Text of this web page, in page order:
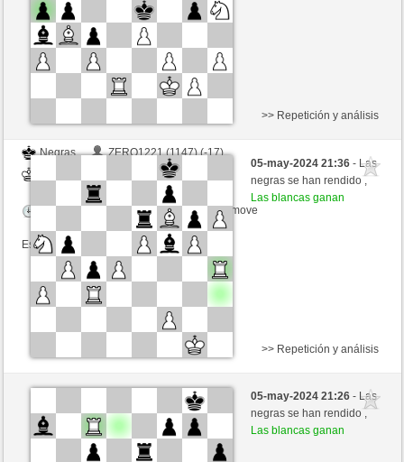
Esta partida es por puntos
Negras
ZERO1221 (1147) (-17)
trabado157 (1379) (+7)
Tiempo: 18 minutes/side + 13 seconds/move
Esta partida es por puntos
>> Repetición y análisis
05-may-2024 21:36- Las
negras se han rendido ,
Las blancas ganan
Negras
ghl-game (1343) (-15)
trabado157 (1364) (+15)
Tiempo: 18 minutes/side + 13 seconds/move
>> Repetición y análisis
05-may-2024 21:26- Las
negras se han rendido ,
Las blancas ganan